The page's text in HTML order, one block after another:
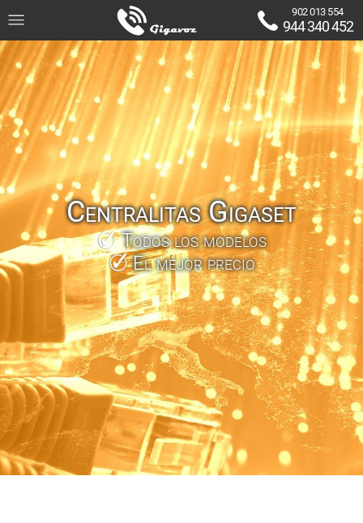
902 013 554
944 340 452
Centralitas Gigaset
Todos los modelos
El mejor precio